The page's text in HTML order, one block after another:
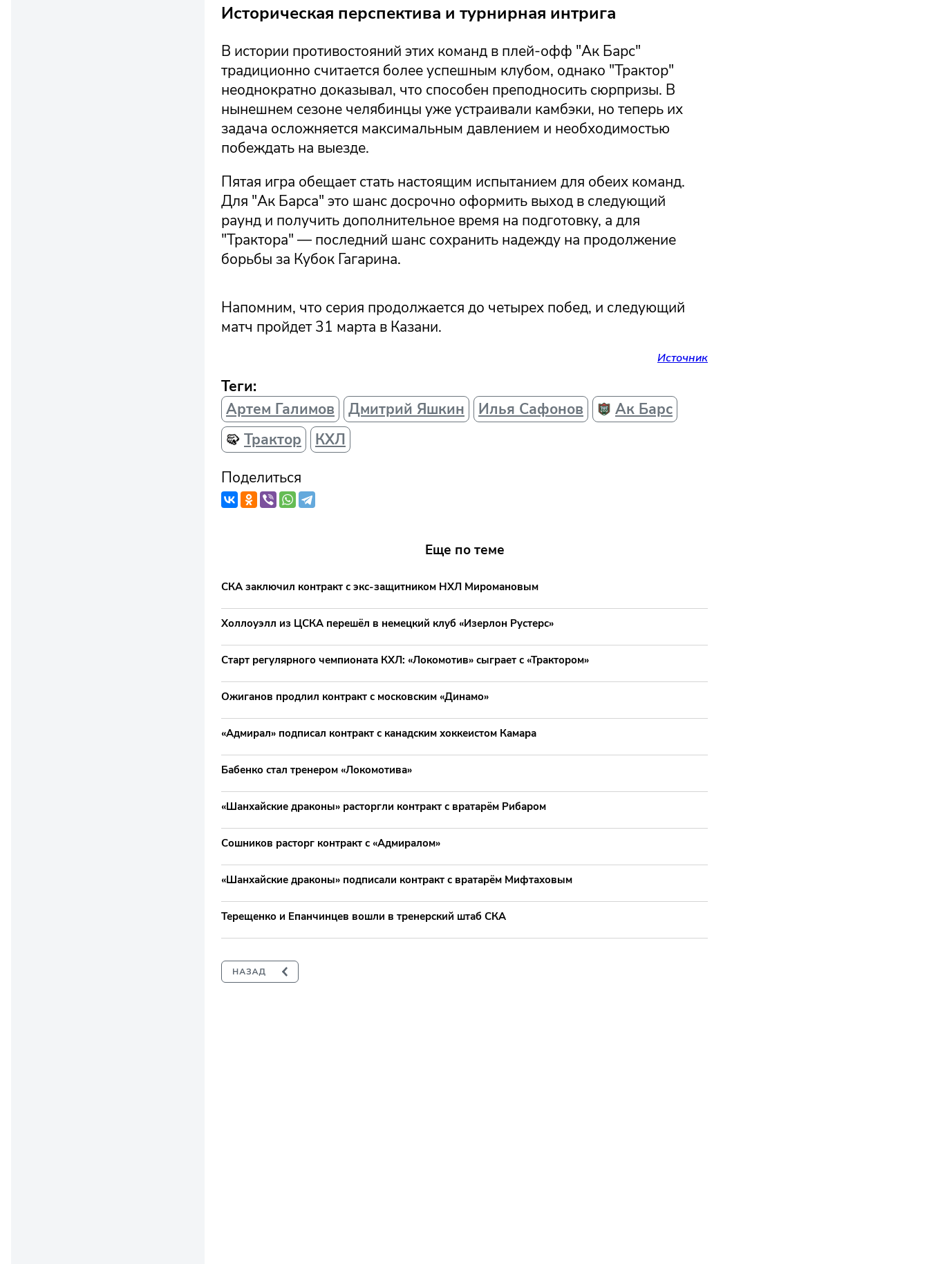
Историческая перспектива и турнирная интрига
В истории противостояний этих команд в плей-офф "Ак Барс"
традиционно считается более успешным клубом, однако "Трактор"
неоднократно доказывал, что способен преподносить сюрпризы. В
нынешнем сезоне челябинцы уже устраивали камбэки, но теперь их
задача осложняется максимальным давлением и необходимостью
побеждать на выезде.
Пятая игра обещает стать настоящим испытанием для обеих команд.
Для "Ак Барса" это шанс досрочно оформить выход в следующий
раунд и получить дополнительное время на подготовку, а для
"Трактора" — последний шанс сохранить надежду на продолжение
борьбы за Кубок Гагарина.
Напомним, что серия продолжается до четырех побед, и следующий
матч пройдет 31 марта в Казани.
Источник
Теги:
Артем Галимов
Дмитрий Яшкин Илья Сафонов
Ак Барс
Трактор
КХЛ
Поделиться
Еще по теме
СКА заключил контракт с экс-защитником НХЛ Миромановым
Холлоуэлл из ЦСКА перешёл в немецкий клуб «Изерлон Рустерс»
Старт регулярного чемпионата КХЛ: «Локомотив» сыграет с «Трактором»
Ожиганов продлил контракт с московским «Динамо»
«Адмирал» подписал контракт с канадским хоккеистом Камара
Бабенко стал тренером «Локомотива»
«Шанхайские драконы» расторгли контракт с вратарём Рибаром
Сошников расторг контракт с «Адмиралом»
«Шанхайские драконы» подписали контракт с вратарём Мифтаховым
Терещенко и Епанчинцев вошли в тренерский штаб СКА